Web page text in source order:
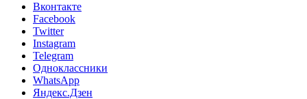
Вконтакте
Facebook
Twitter
Instagram
Telegram
Одноклассники
WhatsApp
Яндекс.Дзен